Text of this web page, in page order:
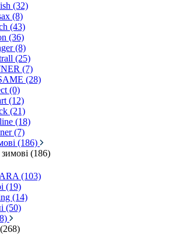
(32)
(8)
(43)
(36)
(8)
(25)
(7)
(28)
(0)
(12)
(21)
(18)
(7)
(186)
(186)
(103)
(19)
(14)
(50)